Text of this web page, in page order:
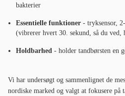
bakterier
Essentielle funktioner - tryksensor,
(vibrerer hvert 30. sekund, så du
Holdbarhed - holder tandbørsten en
Vi har undersøgt og sammenlignet de
nordiske marked og valgt at fokusere på